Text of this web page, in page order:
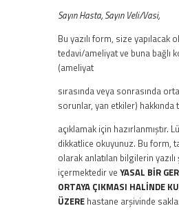
Sayın Hasta, Sayın Veli/Vasi,
Bu yazılı form, size yapılacak
tedavi/ameliyat ve buna bağlı
(ameliyat
sırasında veya sonrasında
sorunlar, yan etkiler)
açıklamak için hazırlanmıştır.
dikkatlice okuyunuz. Bu form,
olarak anlatılan bilgilerin yazılı
içermektedir ve YASAL BİR
ORTAYA ÇIKMASI HALİNDE
ÜZERE hastane arşivinde